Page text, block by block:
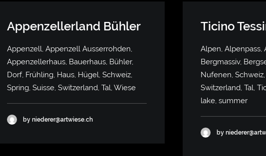
Appenzellerland Bühler
Appenzell, Appenzell Ausserrohden,
Appenzellerhaus, Bauerhaus, Bühler,
Dorf, Frühling, Haus, Hügel, Schweiz,
Spring, Suisse, Switzerland, Tal, Wiese
by niederer@artwiese.ch
Ticino
Alpen, Alpenpass,
Bergmassiv,
Nufenen,
Switzerland, Tal,
lake, summer
by